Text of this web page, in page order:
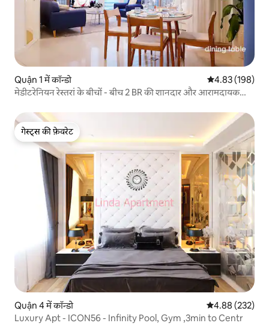
Quận 1 में कॉन्डो औसत रेटिंग 5 में से
4.83 (198)
मेडीटरेनियन रेस्‍तरां के बीचों - बीच 2 BR की शानदार और आरामदायक
गेस्ट्स की फ़ेवरेट
गेस्ट्स की फ़ेवरेट
Quận 4 में कॉन्डो औसत रेटिंग 5 में से
4.88 (232)
Luxury Apt - ICON56 - Infinity Pool, Gym ,3min to Centr